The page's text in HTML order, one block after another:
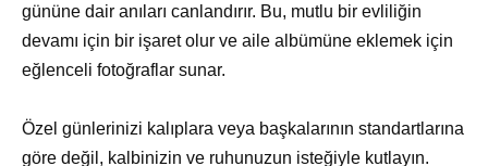
gününe dair anıları canlandırır. Bu, mutlu bir evliliğin
devamı için bir işaret olur ve aile albümüne eklemek için
eğlenceli fotoğraflar sunar.
Özel günlerinizi kalıplara veya başkalarının standartlarına
göre değil, kalbinizin ve ruhunuzun isteğiyle kutlayın.